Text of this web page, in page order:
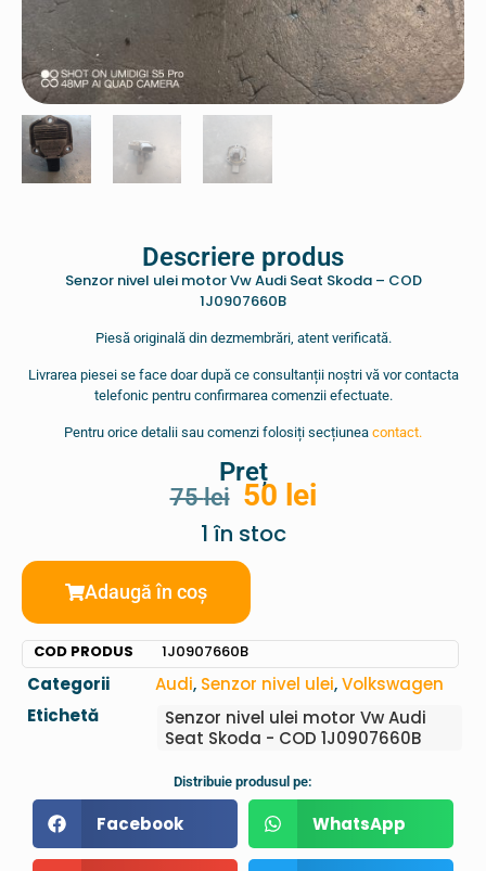
Descriere produs
Senzor nivel ulei motor Vw Audi Seat Skoda – COD
1J0907660B
Piesă originală din dezmembrări, atent verificată.
Livrarea piesei se face doar după ce consultanții noștri vă vor contacta
telefonic pentru confirmarea comenzii efectuate.
Pentru orice detalii sau comenzi folosiți secțiunea contact.
Preț
75lei 50 lei
1 în stoc
Adaugă în coș
COD PRODUS 1J0907660B
Categorii Audi, Senzor nivel ulei,Volkswagen
Etichetă
Senzor nivel ulei motor Vw Audi
Seat Skoda - COD 1J0907660B
Distribuie produsul pe:
Facebook WhatsApp